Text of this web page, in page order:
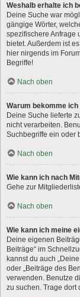
Weshalb erhalte ich
Deine Suche war
gängige Wörter,
spezifischere Anfrage
bietet. Außerdem ist
hier nirgends im
Begriffe!
Nach oben
Warum bekomme
Deine Suche lieferte
nicht verarbeiten.
Suchbegriffe ein oder
Nach oben
Wie kann ich nach
Gehe zur
Nach oben
Wie kann ich meine
Deine eigenen
Beiträge“ im
kannst du auch
oder „Beiträge des
verwenden. Benutze
zu suchen. Trage dort